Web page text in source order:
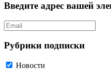
Введите адрес вашей
Рубрики подписки
Новости